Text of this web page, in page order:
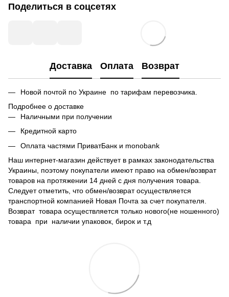
Поделиться в соцсетях
Доставка Оплата Возврат
Новой почтой по Украине по тарифам перевозчика.
Подробнее о доставке
Наличными при получении
Кредитной карто
Оплата частями ПриватБанк и monobank
Наш интернет-магазин действует в рамках законодательства
Украины, поэтому покупатели имеют право на обмен/возврат
товаров на протяжении 14 дней с дня получения товара.
Следует отметить, что обмен/возврат осуществляется
транспортной компанией Новая Почта за счет покупателя.
Возврат товара осуществляется только нового(не ношенного)
товара при наличии упаковок, бирок и т.д